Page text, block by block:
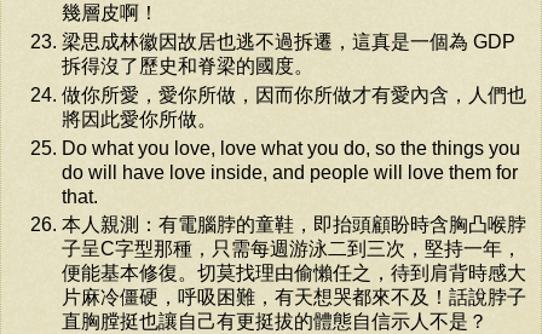
幾層皮啊！
梁思成林徽因故居也逃不過拆遷，這真是一個為 GDP
拆得沒了歷史和脊梁的國度。
做你所愛，愛你所做，因而你所做才有愛內含，人們也
將因此愛你所做。
Do what you love, love what you do, so the things you
do will have love inside, and people will love them for
that.
本人親測：有電腦脖的童鞋，即抬頭顧盼時含胸凸喉脖
子呈C字型那種，只需每週游泳二到三次，堅持一年，
便能基本修復。切莫找理由偷懶任之，待到肩背時感大
片麻冷僵硬，呼吸困難，有天想哭都來不及！話說脖子
直胸膛挺也讓自己有更挺拔的體態自信示人不是？